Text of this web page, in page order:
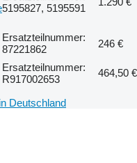
5195827, 5195591
Ersatzteilnummer:
87221862
246 €
Ersatzteilnummer:
R917002653
464,50 €
Deutschland